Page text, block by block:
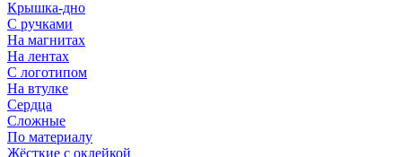
Крышка-дно
С ручками
На магнитах
На лентах
С логотипом
На втулке
Сердца
Сложные
По материалу
Жёсткие с оклейкой